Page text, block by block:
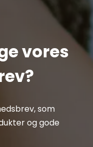
vores
som
og gode